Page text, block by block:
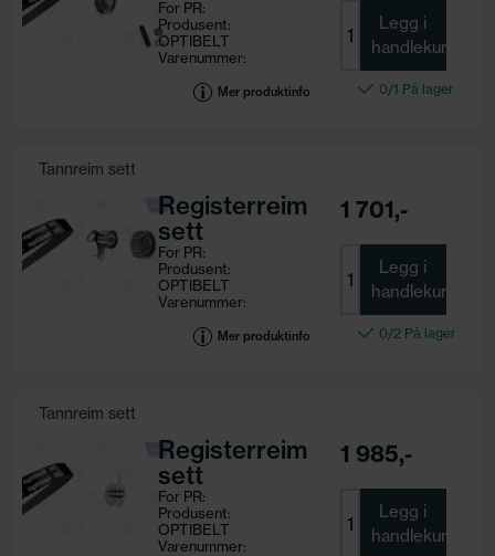
For PR:
Produsent:
OPTIBELT
Varenummer:
Motorkode:Mer produktinfo
Legg i
handlekurv
0/1 På lager
Tannreim sett
Registerreim
sett
For PR:
Produsent:
OPTIBELT
Varenummer:
Motorkode:Mer produktinfo
1 701,-
Legg i
handlekurv
0/2 På lager
Tannreim sett
Registerreim
sett
For PR:
Produsent:
OPTIBELT
Varenummer:
1 985,-
Legg i
handlekurv